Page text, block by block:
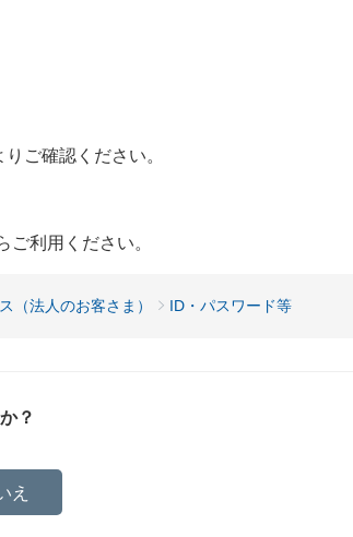
ご確認ください。
利用ください。
（法人のお客さま） ID・パスワード等
？
え